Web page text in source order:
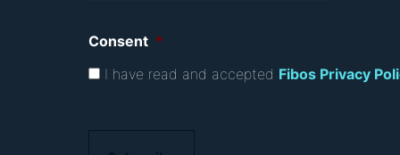
Consent *
I have read and accepted Fibos Privacy